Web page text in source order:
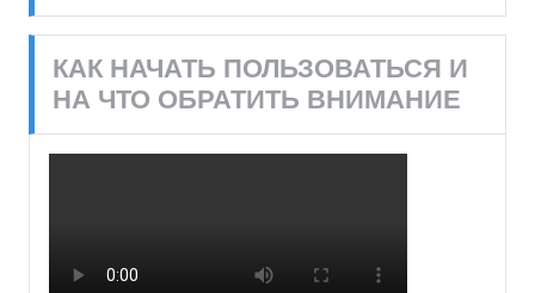
КАК НАЧАТЬ ПОЛЬЗОВАТЬСЯ И
НА ЧТО ОБРАТИТЬ ВНИМАНИЕ